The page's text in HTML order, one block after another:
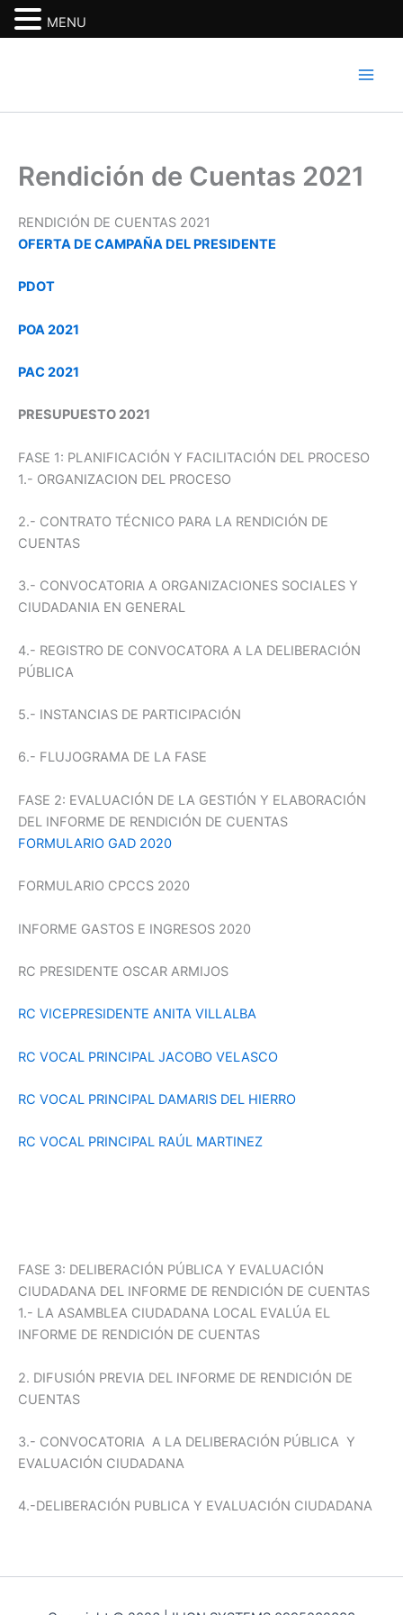
Rendición de Cuentas 2021
RENDICIÓN DE CUENTAS 2021
OFERTA DE CAMPAÑA DEL PRESIDENTE
PDOT
POA 2021
PAC 2021
PRESUPUESTO 2021
FASE 1: PLANIFICACIÓN Y FACILITACIÓN DEL PROCESO
1.- ORGANIZACION DEL PROCESO
2.- CONTRATO TÉCNICO PARA LA RENDICIÓN DE
CUENTAS
3.- CONVOCATORIA A ORGANIZACIONES SOCIALES Y
CIUDADANIA EN GENERAL
4.- REGISTRO DE CONVOCATORA A LA DELIBERACIÓN
PÚBLICA
5.- INSTANCIAS DE PARTICIPACIÓN
6.- FLUJOGRAMA DE LA FASE
FASE 2: EVALUACIÓN DE LA GESTIÓN Y ELABORACIÓN
DEL INFORME DE RENDICIÓN DE CUENTAS
FORMULARIO GAD 2020
FORMULARIO CPCCS 2020
INFORME GASTOS E INGRESOS 2020
RC PRESIDENTE OSCAR ARMIJOS
RC VICEPRESIDENTE ANITA VILLALBA
RC VOCAL PRINCIPAL JACOBO VELASCO
RC VOCAL PRINCIPAL DAMARIS DEL HIERRO
RC VOCAL PRINCIPAL RAÚL MARTINEZ
FASE 3: DELIBERACIÓN PÚBLICA Y EVALUACIÓN
CIUDADANA DEL INFORME DE RENDICIÓN DE CUENTAS
1.- LA ASAMBLEA CIUDADANA LOCAL EVALÚA EL
INFORME DE RENDICIÓN DE CUENTAS
2. DIFUSIÓN PREVIA DEL INFORME DE RENDICIÓN DE
CUENTAS
3.- CONVOCATORIA A LA DELIBERACIÓN PÚBLICA Y
EVALUACIÓN CIUDADANA
4.-DELIBERACIÓN PUBLICA Y EVALUACIÓN CIUDADANA
MENU